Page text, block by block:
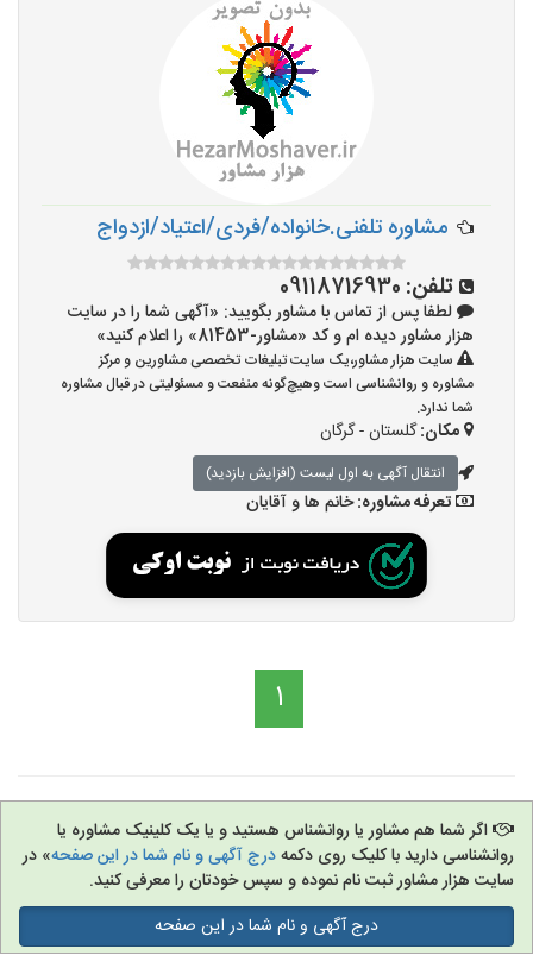
مشاوره تلفنی.خانواده/فردی/اعتیاد/ازدواج
تلفن: 09118716930
لطفا پس از تماس با مشاور بگویید: «آگهی شما را در سایت
هزار مشاور دیده ام و کد «مشاور-81453» را اعلام کنید»
سایت هزار مشاور،یک سایت تبلیغات تخصصی مشاورین و مرکز
مشاوره و روانشناسی است وهیچ‌گونه منفعت و مسئولیتی در قبال مشاوره
شما ندارد.
مکان:گلستان - گرگان
انتقال آگهی به اول لیست (افزایش بازدید)
تعرفه مشاوره:خانم ها و آقایان
1
اگر شما هم مشاور یا روانشناس هستید و یا یک کلینیک مشاوره یا
روانشناسی دارید با کلیک روی دکمهدرج آگهی و نام شما در این صفحه» در
سایت هزار مشاور ثبت نام نموده و سپس خودتان را معرفی کنید.
درج آگهی و نام شما در این صفحه